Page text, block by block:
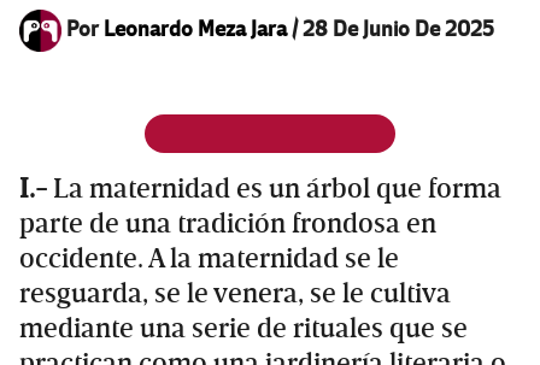
PorLeonardo Meza Jara/28 De Junio De 2025
I.- La maternidad es un árbol que forma
parte de una tradición frondosa en
occidente. A la maternidad se le
resguarda, se le venera, se le cultiva
mediante una serie de rituales que se